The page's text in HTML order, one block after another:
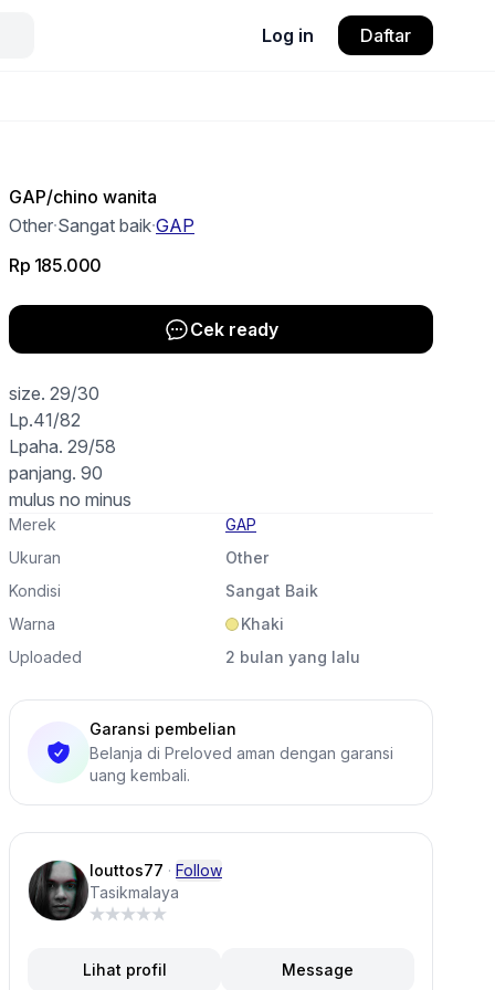
Log in Daftar
GAP/chino wanita
Other·Sangat baik·GAP
Rp 185.000
Cek ready
size. 29/30
Lp.41/82
Lpaha. 29/58
panjang. 90
mulus no minus
Merek
GAP
Ukuran
Other
Kondisi
Sangat Baik
Warna
Khaki
Uploaded
2 bulan yang lalu
Garansi pembelian
Belanja di Preloved aman dengan garansi
uang kembali.
louttos77 · Follow
Tasikmalaya
Lihat profil Message